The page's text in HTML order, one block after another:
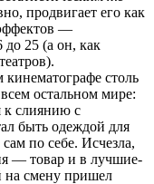
продвигает его как
—
до 25 (а он, как
столь
остальном мире:
к слиянию с
быть одеждой для
по себе. Исчезла,
— товар и в лучшие-
на смену пришел